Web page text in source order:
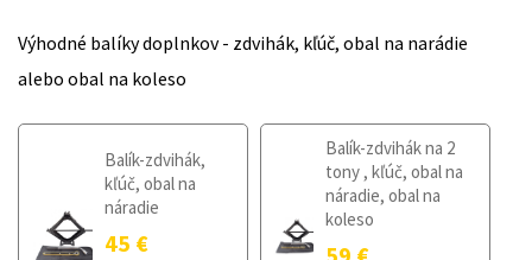
Výhodné balíky doplnkov - zdvihák, kľúč, obal na narádie
alebo obal na koleso
Balík-zdvihák,
kľúč, obal na
náradie
45 €
Balík-zdvihák na 2
tony , kľúč, obal na
náradie, obal na
koleso